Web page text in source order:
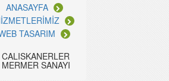
ANASAYFA
TASARIM
CALISKANERLER
MERMER SANAYI